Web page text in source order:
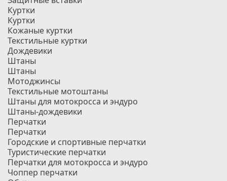
Куртки
Куртки
Кожаные куртки
Текстильные куртки
Дождевики
Штаны
Штаны
Мотоджинсы
Текстильные мотоштаны
Штаны для мотокросса и эндуро
Штаны-дождевики
Перчатки
Перчатки
Городские и спортивные перчатки
Туристические перчатки
Перчатки для мотокросса и эндуро
Чоппер перчатки